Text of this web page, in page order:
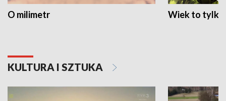
O milimetr Wiek to tylko
KULTURA I SZTUKA